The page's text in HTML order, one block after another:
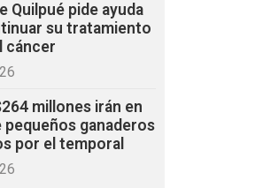
Quilpué pide ayuda
su tratamiento
cáncer
millones irán en
pequeños ganaderos
por el temporal